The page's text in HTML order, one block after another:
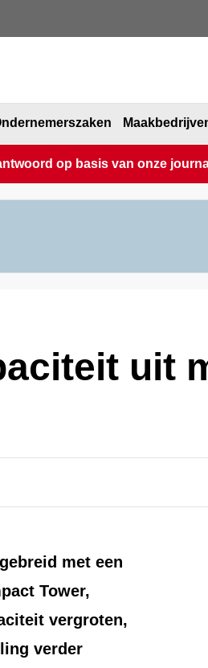
op basis van onze
uit
met een
Tower,
vergroten,
verder